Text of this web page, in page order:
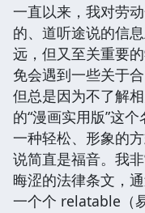
一直以来，我对劳
的、道听途说的信
远，但又至关重要
免会遇到一些关于
但总是因为不了解
的“漫画实用版”这
一种轻松、形象的
说简直是福音。我
晦涩的法律条文，
一个个 relatable（